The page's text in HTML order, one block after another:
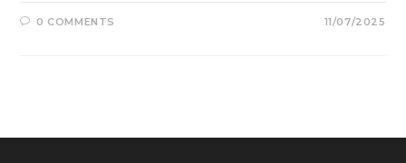
0 COMMENTS 11/07/2025